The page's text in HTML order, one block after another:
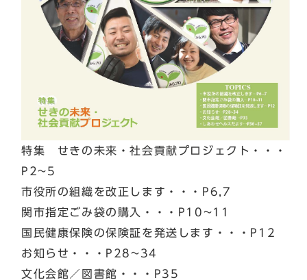
特集 せきの未来・社会貢献プロジェクト・・・
P2~5
市役所の組織を改正します・・・P6,7
関市指定ごみ袋の購入・・・P10~11
国民健康保険の保険証を発送します・・・P12
お知らせ・・・P28~34
文化会館／図書館・・・P35